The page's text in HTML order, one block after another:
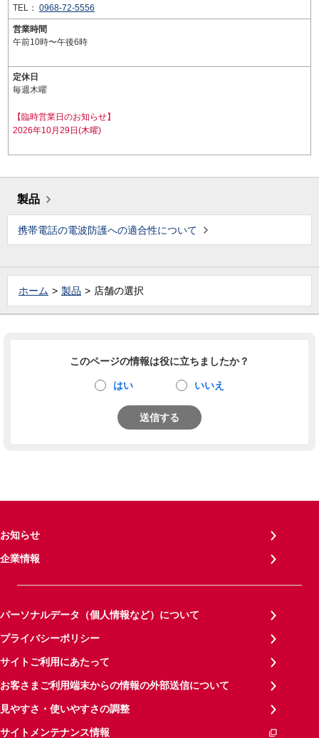
TEL： 0968-72-5556
営業時間
午前10時〜午後6時
定休日
毎週木曜
【臨時営業日のお知らせ】
2026年10月29日(木曜)
製品
携帯電話の電波防護への適合性について
ホーム 製品 店舗の選択
このページの情報は役に立ちましたか？
はい いいえ
送信する
お知らせ
企業情報
パーソナルデータ（個人情報など）について
プライバシーポリシー
サイトご利用にあたって
お客さまご利用端末からの情報の外部送信について
見やすさ・使いやすさの調整
サイトメンテナンス情報